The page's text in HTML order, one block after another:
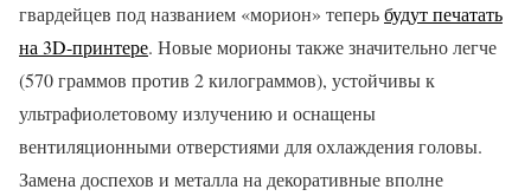
гвардейцев под названием «морион» теперьбудут печатать
на 3D-принтере. Новые морионы также значительно легче
(570 граммов против 2 килограммов), устойчивы к
ультрафиолетовому излучению и оснащены
вентиляционными отверстиями для охлаждения головы.
Замена доспехов и металла на декоративные вполне